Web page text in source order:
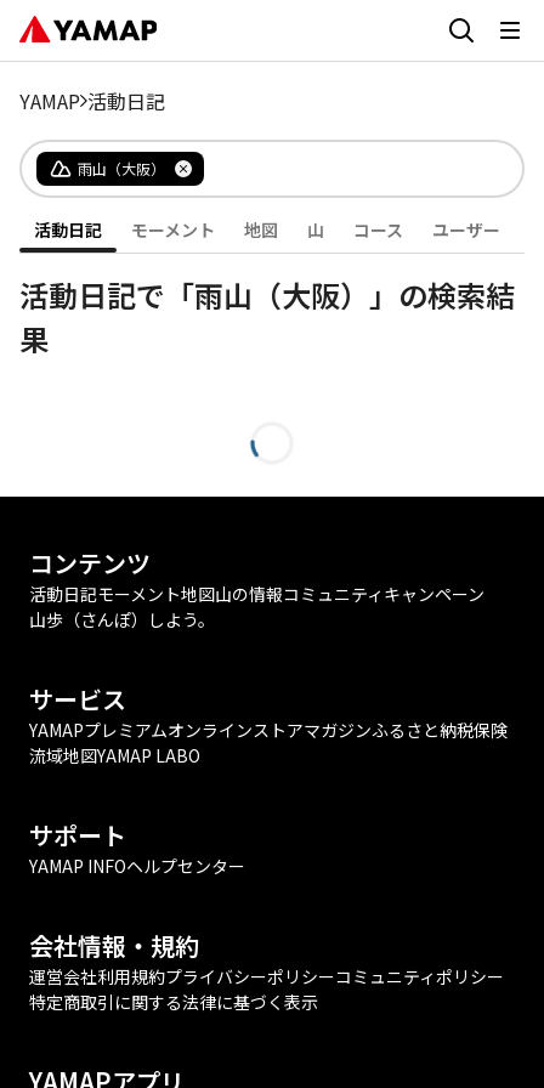
YAMAP 活動日記
雨山（大阪）
活動日記 モーメント 地図 山 コース ユーザー
活動日記で「雨山（大阪）」の検索結
果
コンテンツ
活動日記モーメント地図山の情報コミュニティ キャンペーン
山歩（さんぽ）しよう。
サービス
YAMAPプレミアムオンラインストアマガジンふるさと納税保険
流域地図YAMAP LABO
サポート
YAMAP INFOヘルプセンター
会社情報・規約
運営会社利用規約プライバシーポリシーコミュニティポリシー
特定商取引に関する法律に基づく表示